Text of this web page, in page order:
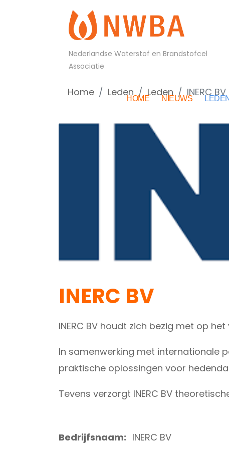
Nederlandse Waterstof en Brandstofcel
Associatie
HOME NIEUWS
Home Leden Leden INERC BV
INERC BV
INERC BV houdt zich bezig met op
In samenwerking met internationale
praktische oplossingen voor
Tevens verzorgt INERC BV
Bedrijfsnaam: INERC BV